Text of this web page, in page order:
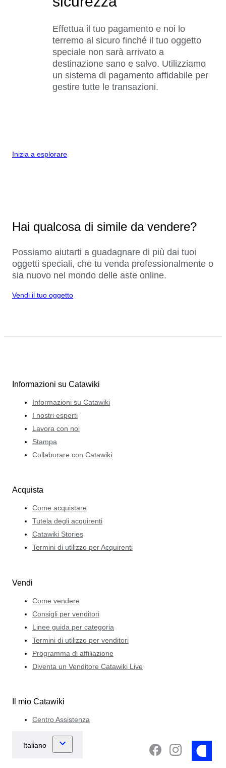
Effettua il tuo pagamento e noi lo
terremo al sicuro finché il tuo oggetto
speciale non sarà arrivato a
destinazione sano e salvo. Utilizziamo
un sistema di pagamento affidabile per
gestire tutte le transazioni.
Inizia a esplorare
Hai qualcosa di simile da vendere?
Possiamo aiutarti a guadagnare di più dai tuoi
oggetti speciali, che tu venda professionalmente o
sia nuovo nel mondo delle aste online.
Vendi il tuo oggetto
Informazioni su Catawiki
Informazioni su Catawiki
I nostri esperti
Lavora con noi
Stampa
Collaborare con Catawiki
Acquista
Come acquistare
Tutela degli acquirenti
Catawiki Stories
Termini di utilizzo per Acquirenti
Vendi
Come vendere
Consigli per venditori
Linee guida per categoria
Termini di utilizzo per venditori
Programma di affiliazione
Diventa un Venditore Catawiki Live
Il mio Catawiki
Centro Assistenza